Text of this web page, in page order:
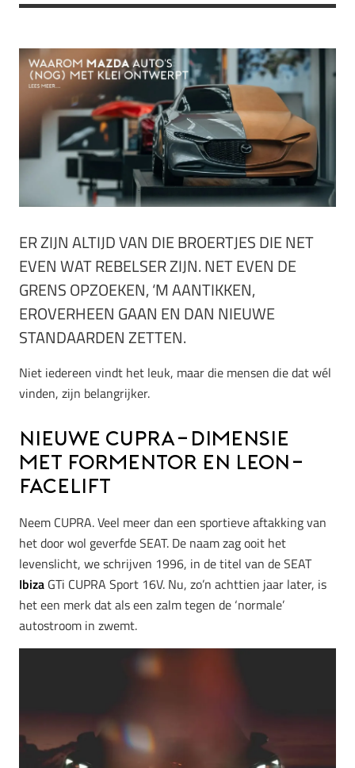
ER ZIJN ALTIJD VAN DIE BROERTJES DIE NET
EVEN WAT REBELSER ZIJN. NET EVEN DE
GRENS OPZOEKEN, ‘M AANTIKKEN,
EROVERHEEN GAAN EN DAN NIEUWE
STANDAARDEN ZETTEN.
Niet iedereen vindt het leuk, maar die mensen die dat wél
vinden, zijn belangrijker.
Nieuwe CUPRA-dimensie
met Formentor en Leon-
facelift
Neem CUPRA. Veel meer dan een sportieve aftakking van
het door wol geverfde SEAT. De naam zag ooit het
levenslicht, we schrijven 1996, in de titel van de SEAT
Ibiza GTi CUPRA Sport 16V. Nu, zo’n achttien jaar later, is
het een merk dat als een zalm tegen de ‘normale’
autostroom in zwemt.